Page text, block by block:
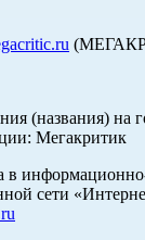
(названия) на
Мегакритик
в
сети